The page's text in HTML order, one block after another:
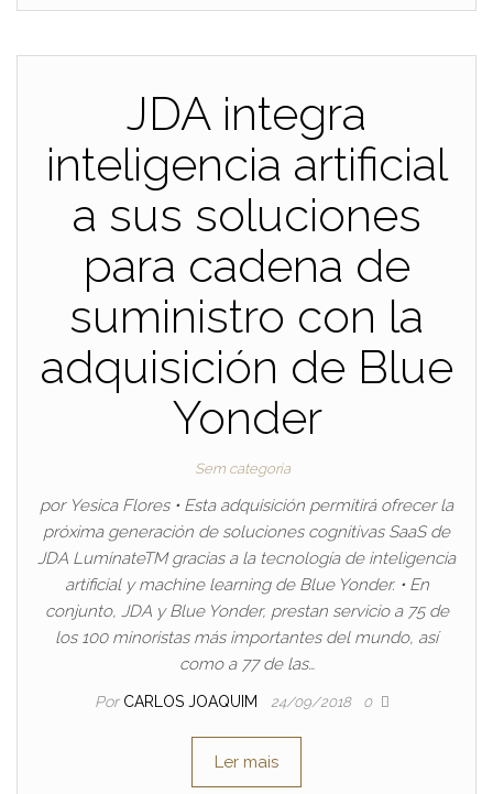
JDA integra
inteligencia artificial
a sus soluciones
para cadena de
suministro con la
adquisición de Blue
Yonder
Sem categoria
por Yesica Flores • Esta adquisición permitirá ofrecer la
próxima generación de soluciones cognitivas SaaS de
JDA LuminateTM gracias a la tecnología de inteligencia
artificial y machine learning de Blue Yonder. • En
conjunto, JDA y Blue Yonder, prestan servicio a 75 de
los 100 minoristas más importantes del mundo, así
como a 77 de las…
Por CARLOS JOAQUIM 24/09/2018 0
Ler mais